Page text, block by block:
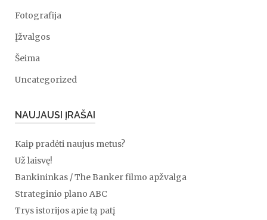
Fotografija
Įžvalgos
Šeima
Uncategorized
NAUJAUSI ĮRAŠAI
Kaip pradėti naujus metus?
Už laisvę!
Bankininkas / The Banker filmo apžvalga
Strateginio plano ABC
Trys istorijos apie tą patį